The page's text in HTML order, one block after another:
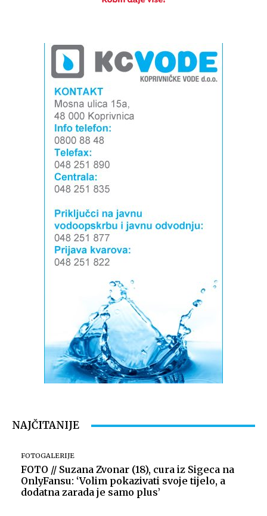
NAJČITANIJE
FOTOGALERIJE
FOTO // Suzana Zvonar (18), cura iz Sigeca na
OnlyFansu: ‘Volim pokazivati svoje tijelo, a
dodatna zarada je samo plus’